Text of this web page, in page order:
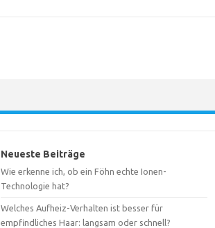
Neueste Beiträge
Wie erkenne ich, ob ein Föhn echte Ionen-
Technologie hat?
Welches Aufheiz-Verhalten ist besser für
empfindliches Haar: langsam oder schnell?